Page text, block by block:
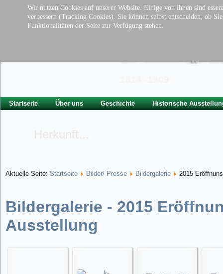
Startseite Über uns Geschichte Historische
Aktuelle Seite: Startseite Bilder/ Presse Bildergalerie 2015
Bildergalerie - 2015
Ausstellung
Wir nutzen Cookies auf unserer Website. Einige von ihnen sind
verbessern (Tracking Cookies). Sie können selbst entscheiden, ob
Funktionalitäten der Seite zur Verfügung stehen.